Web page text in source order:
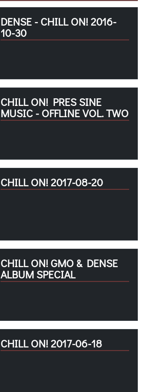
DENSE - CHILL ON! 2016-
10-30
CHILL ON! PRES SINE
MUSIC - OFFLINE VOL. TWO
CHILL ON! 2017-08-20
CHILL ON! GMO & DENSE
ALBUM SPECIAL
CHILL ON! 2017-06-18